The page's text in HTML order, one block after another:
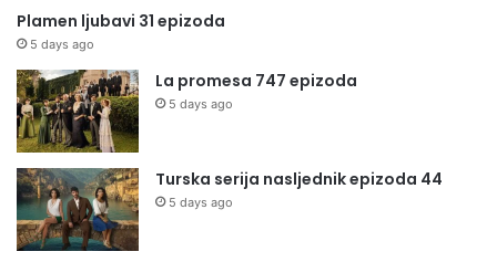
Plamen ljubavi 31 epizoda
5 days ago
La promesa 747 epizoda
5 days ago
Turska serija nasljednik epizoda 44
5 days ago